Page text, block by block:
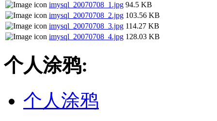
imysql_20070708_1.jpg 94.5 KB
imysql_20070708_2.jpg 103.56 KB
imysql_20070708_3.jpg 114.27 KB
imysql_20070708_4.jpg 128.03 KB
个人涂鸦:
个人涂鸦